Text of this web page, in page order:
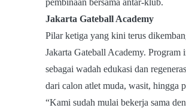
Jakarta Gateball Academy
Pilar ketiga yang kini terus
Jakarta Gateball Academy. Program
sebagai wadah edukasi dan
dari calon atlet muda, wasit, hingga
“Kami sudah mulai bekerja sama